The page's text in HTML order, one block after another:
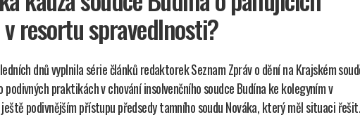
resortu spravedlnosti?
dnů vyplnila série článků redaktorek Seznam Zpráv o dění na Krajském
praktikách v chování insolvenčního soudce Budína ke kolegyním v
podivnějším přístupu předsedy tamního soudu Nováka, který měl situaci řešit.